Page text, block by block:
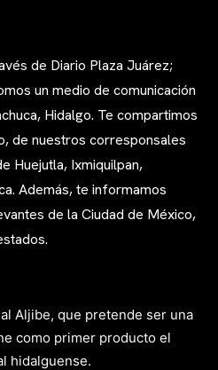
de Diario Plaza Juárez;
un medio de comunicación
Hidalgo. Te compartimos
de nuestros corresponsales
Huejutla, Ixmiquilpan,
Además, te informamos
de la Ciudad de México,
Aljibe, que pretende ser una
como primer producto el
hidalguense.